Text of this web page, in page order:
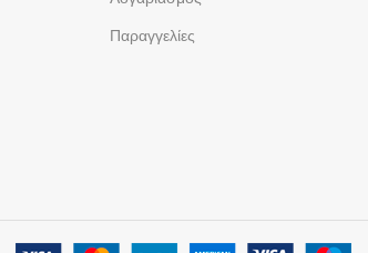
Παραγγελίες